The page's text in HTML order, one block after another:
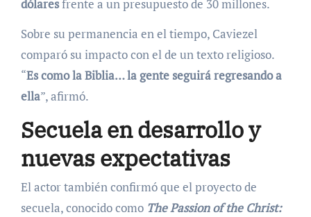
dólaresfrente a un presupuesto de 30 millones.
Sobre su permanencia en el tiempo, Caviezel
comparó su impacto con el de un texto religioso.
“Es como la Biblia… la gente seguirá regresando a
ella”, afirmó.
Secuela en desarrollo y
nuevas expectativas
El actor también confirmó que el proyecto de
secuela, conocido como The Passion of the Christ: